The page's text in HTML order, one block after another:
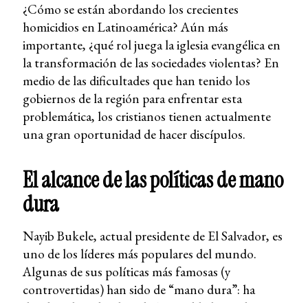
¿Cómo se están abordando los crecientes
homicidios en Latinoamérica? Aún más
importante, ¿qué rol juega la iglesia evangélica en
la transformación de las sociedades violentas? En
medio de las dificultades que han tenido los
gobiernos de la región para enfrentar esta
problemática, los cristianos tienen actualmente
una gran oportunidad de hacer discípulos.
El alcance de las políticas de mano
dura
Nayib Bukele, actual presidente de El Salvador, es
uno de los líderes más populares del mundo.
Algunas de sus políticas más famosas (y
controvertidas) han sido de “mano dura”: ha